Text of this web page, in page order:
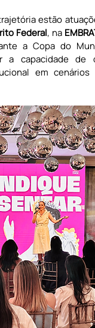
estão
Federal, na
a Copa do
a capacidade de
em